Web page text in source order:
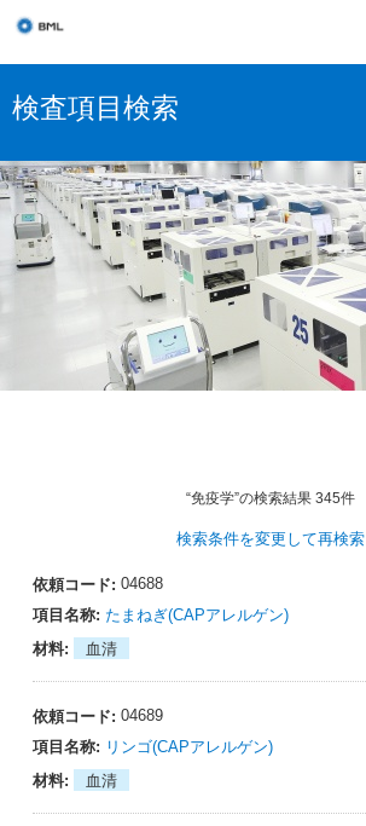
検査項目検索
“免疫学”の検索結果 345件
検索条件を変更して再検索
04688
たまねぎ(CAPアレルゲン)
血清
04689
リンゴ(CAPアレルゲン)
血清